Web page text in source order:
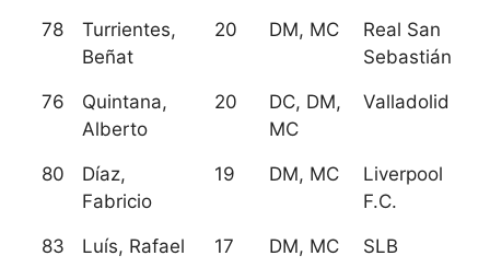
78
Turrientes,
Beñat
20 DM, MC
Real San
Sebastián
76
Quintana,
Alberto
20
DC, DM,
MC
Valladolid
80
Díaz,
Fabricio
19 DM, MC
Liverpool
F.C.
83 Luís, Rafael 17 DM, MC SLB